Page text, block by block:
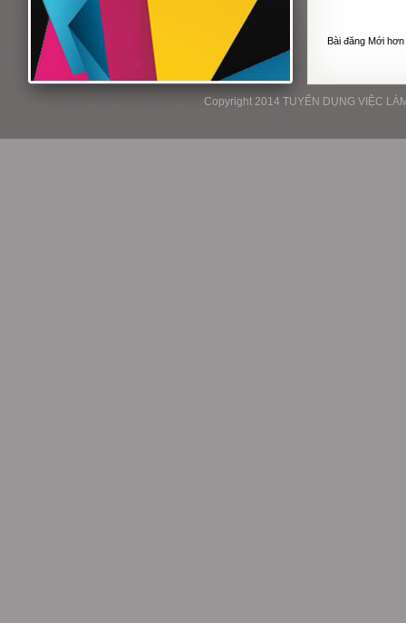
Bài đăng Mới hơn
Copyright 2014 TUYỂN DỤNG VIỆC